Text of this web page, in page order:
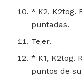
* K2, K2tog.
puntadas.
Tejer.
* K1, K2tog.
puntos de